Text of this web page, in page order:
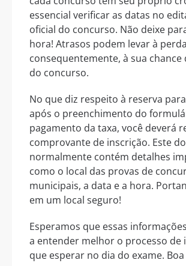
essencial verificar as datas no
oficial do concurso. Não deixe
hora! Atrasos podem levar à
consequentemente, à sua
do concurso.
No que diz respeito à reserva
após o preenchimento do
pagamento da taxa, você deverá
comprovante de inscrição. Este
normalmente contém detalhes
como o local das provas de
municipais, a data e a hora.
em um local seguro!
Esperamos que essas
a entender melhor o processo de
que esperar no dia do exame.